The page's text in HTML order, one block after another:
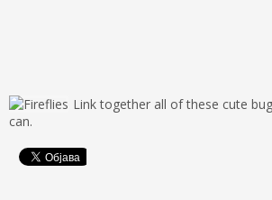
Link together all of these cute
can.